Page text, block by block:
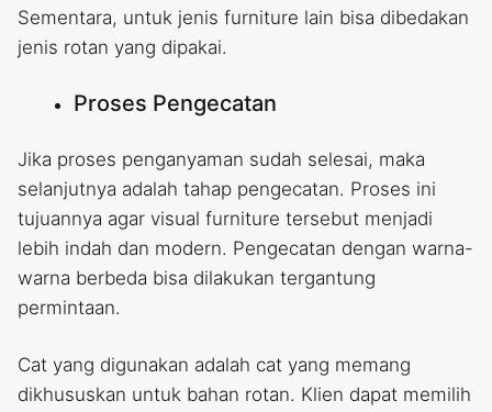
Sementara, untuk jenis furniture lain bisa dibedakan
jenis rotan yang dipakai.
Proses Pengecatan
Jika proses penganyaman sudah selesai, maka
selanjutnya adalah tahap pengecatan. Proses ini
tujuannya agar visual furniture tersebut menjadi
lebih indah dan modern. Pengecatan dengan warna-
warna berbeda bisa dilakukan tergantung
permintaan.
Cat yang digunakan adalah cat yang memang
dikhususkan untuk bahan rotan. Klien dapat memilih